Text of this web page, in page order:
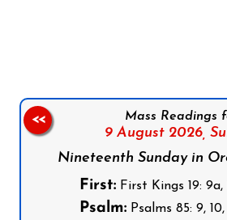
Mass Readings
9 August 2026,
Nineteenth Sunday in
First: First Kings 19: 9a,
Psalm: Psalms 85: 9, 10,
<<